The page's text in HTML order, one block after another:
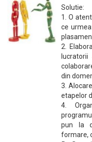
Solutie:
1. O
ce
2.
din
3.
etapelor
4.
pun la
formare,